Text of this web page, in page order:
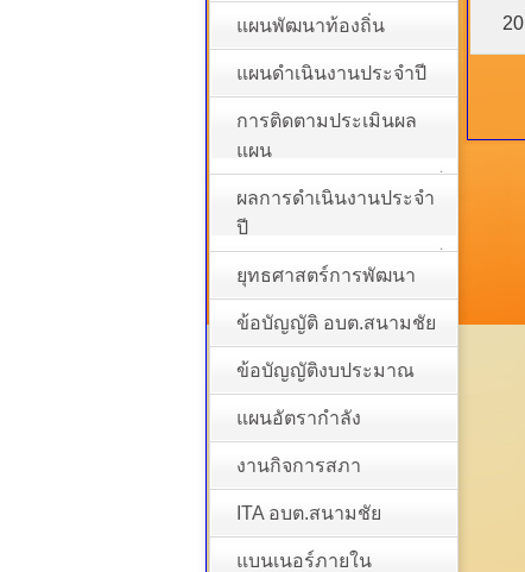
20
แผนพัฒนาท้องถิ่น
แผนดำเนินงานประจำปี
การติดตามประเมินผล
แผน
ผลการดำเนินงานประจำ
ปี
ยุทธศาสตร์การพัฒนา
ข้อบัญญัติ อบต.สนามชัย
ข้อบัญญัติงบประมาณ
แผนอัตรากำลัง
งานกิจการสภา
ITA อบต.สนามชัย
แบนเนอร์ภายใน